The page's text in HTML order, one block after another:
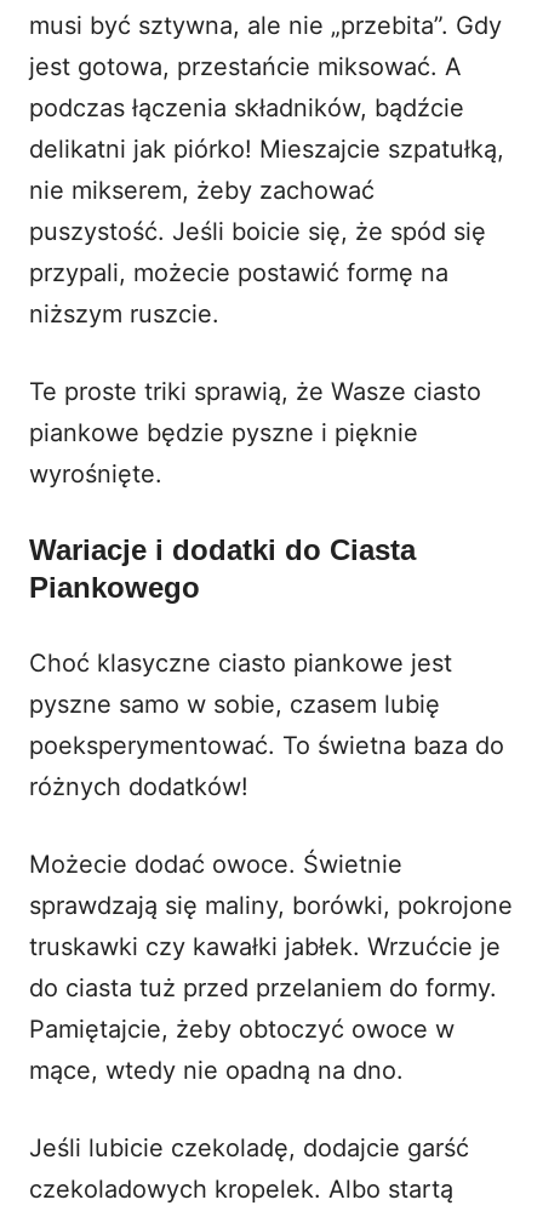
musi być sztywna, ale nie „przebita”. Gdy
jest gotowa, przestańcie miksować. A
podczas łączenia składników, bądźcie
delikatni jak piórko! Mieszajcie szpatułką,
nie mikserem, żeby zachować
puszystość. Jeśli boicie się, że spód się
przypali, możecie postawić formę na
niższym ruszcie.
Te proste triki sprawią, że Wasze ciasto
piankowe będzie pyszne i pięknie
wyrośnięte.
Wariacje i dodatki do Ciasta
Piankowego
Choć klasyczne ciasto piankowe jest
pyszne samo w sobie, czasem lubię
poeksperymentować. To świetna baza do
różnych dodatków!
Możecie dodać owoce. Świetnie
sprawdzają się maliny, borówki, pokrojone
truskawki czy kawałki jabłek. Wrzućcie je
do ciasta tuż przed przelaniem do formy.
Pamiętajcie, żeby obtoczyć owoce w
mące, wtedy nie opadną na dno.
Jeśli lubicie czekoladę, dodajcie garść
czekoladowych kropelek. Albo startą